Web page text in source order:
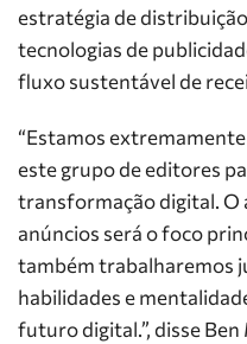
estratégia de
tecnologias de
fluxo sustentável de
“Estamos
este grupo de editores
transformação digital. O
anúncios será o foco
também trabalharemos
habilidades e
futuro digital.”, disse